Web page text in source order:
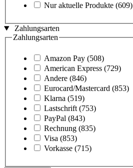
Nur aktuelle Produkte (609)
Zahlungsarten
Zahlungsarten
Amazon Pay (508)
American Express (729)
Andere (846)
Eurocard/Mastercard (853)
Klarna (519)
Lastschrift (753)
PayPal (843)
Rechnung (835)
Visa (853)
Vorkasse (715)